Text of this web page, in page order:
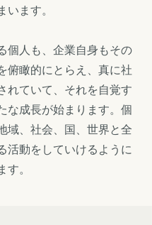
います。
個人も、企業自身もその
俯瞰的にとらえ、真に社
れていて、それを自覚す
な成長が始まります。個
域、社会、国、世界と全
活動をしていけるように
す。